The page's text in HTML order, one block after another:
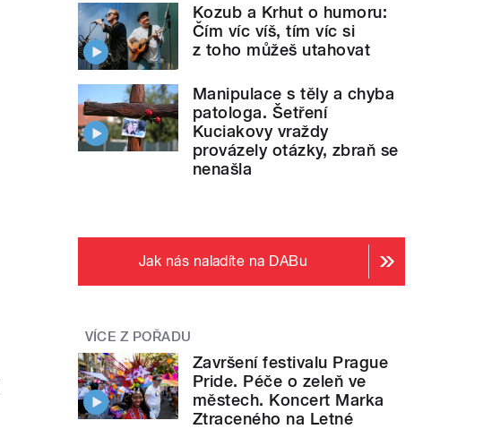
Kozub a Krhut o humoru:
Čím víc víš, tím víc si
z toho můžeš utahovat
Manipulace s těly a chyba
patologa. Šetření
Kuciakovy vraždy
provázely otázky, zbraň se
nenašla
Jak nás naladíte na DABu
VÍCE Z POŘADU
Završení festivalu Prague
Pride. Péče o zeleň ve
městech. Koncert Marka
Ztraceného na Letné